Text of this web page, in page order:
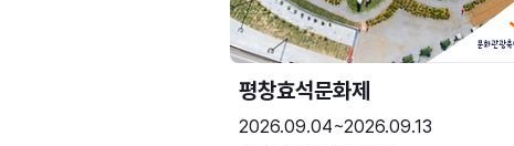
평창효석문화제
2026.09.04~2026.09.13